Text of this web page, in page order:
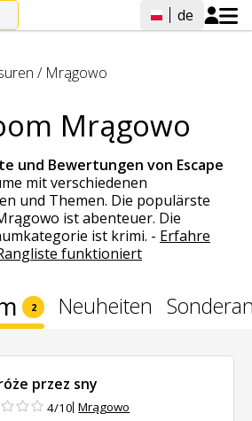
de
/ Mrągowo
Mrągowo
und Bewertungen von Escape
mit verschiedenen
und Themen. Die populärste
ist abenteuer. Die
ist krimi. - Erfahre
funktioniert
2 Neuheiten
przez sny
4/10 Mrągowo